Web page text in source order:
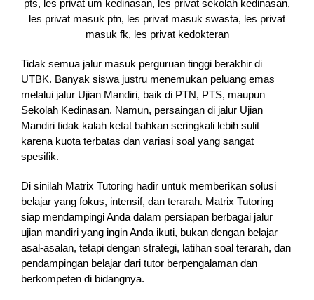
Tidak semua jalur masuk perguruan tinggi berakhir di
UTBK. Banyak siswa justru menemukan peluang emas
melalui jalur Ujian Mandiri, baik di PTN, PTS, maupun
Sekolah Kedinasan. Namun, persaingan di jalur Ujian
Mandiri tidak kalah ketat bahkan seringkali lebih sulit
karena kuota terbatas dan variasi soal yang sangat
spesifik.
Di sinilah Matrix Tutoring hadir untuk memberikan solusi
belajar yang fokus, intensif, dan terarah. Matrix Tutoring
siap mendampingi Anda dalam persiapan berbagai jalur
ujian mandiri yang ingin Anda ikuti, bukan dengan belajar
asal-asalan, tetapi dengan strategi, latihan soal terarah, dan
pendampingan belajar dari tutor berpengalaman dan
berkompeten di bidangnya.